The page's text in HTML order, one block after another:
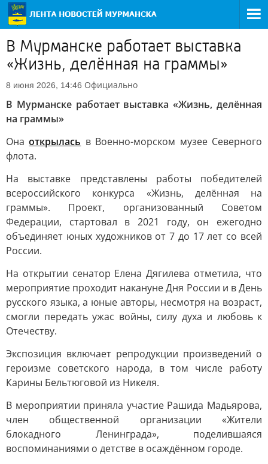
В Мурманске работает выставка
«Жизнь, делённая на граммы»
8 июня 2026, 14:46 Официально
В Мурманске работает выставка «Жизнь, делённая
на граммы»
Онаоткрылась в Военно-морском музее Северного
флота.
На выставке представлены работы победителей
всероссийского конкурса «Жизнь, делённая на
граммы». Проект, организованный Советом
Федерации, стартовал в 2021 году, он ежегодно
объединяет юных художников от 7 до 17 лет со всей
России.
На открытии сенатор Елена Дягилева отметила, что
мероприятие проходит накануне Дня России и в День
русского языка, а юные авторы, несмотря на возраст,
смогли передать ужас войны, силу духа и любовь к
Отечеству.
Экспозиция включает репродукции произведений о
героизме советского народа, в том числе работу
Карины Бельтюговой из Никеля.
В мероприятии приняла участие Рашида Мадьярова,
член общественной организации «Жители
блокадного Ленинграда», поделившаяся
воспоминаниями о детстве в осаждённом городе.